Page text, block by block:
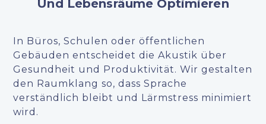
Und Lebensräume Optimieren
In Büros, Schulen oder öffentlichen
Gebäuden entscheidet die Akustik über
Gesundheit und Produktivität. Wir gestalten
den Raumklang so, dass Sprache
verständlich bleibt und Lärmstress minimiert
wird.